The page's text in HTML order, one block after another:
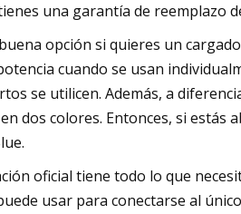
una garantía de reemplazo
opción si quieres un
cuando se usan
se utilicen. Además, a
dos colores. Entonces, si estás
oficial tiene todo lo que
usar para conectarse al